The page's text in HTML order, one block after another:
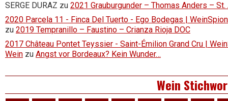
SERGE DURAZ zu 2021 Grauburgunder – Thomas Anders – St.
2020 Parcela 11 - Finca Del Tuerto - Ego Bodegas |
zu 2019 Tempranillo – Faustino – Crianza Rioja DOC
2017 Château Pontet Teyssier - Saint-Émilion Grand Cru |
Wein zu Angst vor Bordeaux? Kein Wunder…
Wein